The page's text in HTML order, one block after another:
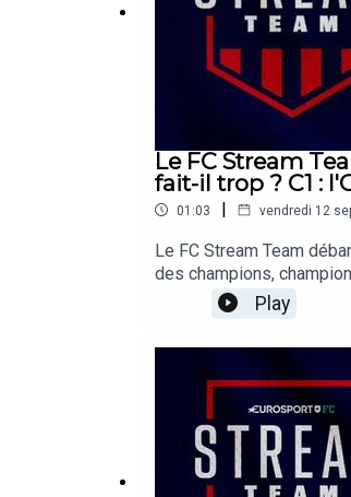
Le FC Stream
fait-il trop ? C1 :
01:03 | vendredi 12
Le FC Stream Team
des champions,
page YoutubePlay